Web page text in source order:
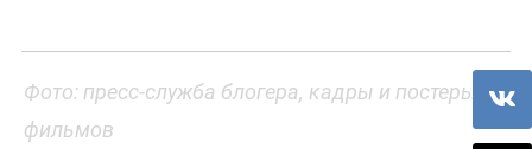
Фото: пресс-служба блогера, кадры и постеры
фильмов